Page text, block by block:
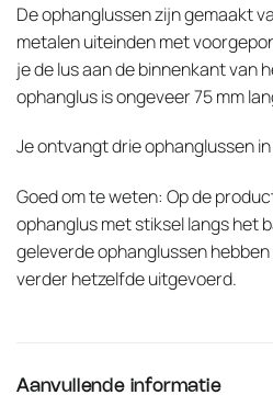
De ophanglussen zijn gemaakt
metalen uiteinden met
je de lus aan de binnenkant van
ophanglus is ongeveer 75 mm
Je ontvangt drie ophanglussen
Goed om te weten: Op de
ophanglus met stiksel langs het
geleverde ophanglussen
verder hetzelfde uitgevoerd.
Aanvullende informatie